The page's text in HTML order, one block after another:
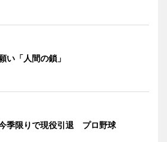
い「人間の鎖」
季限りで現役引退 プロ野球